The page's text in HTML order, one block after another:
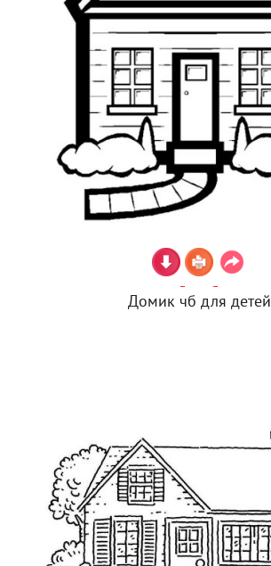
Домик чб для детей